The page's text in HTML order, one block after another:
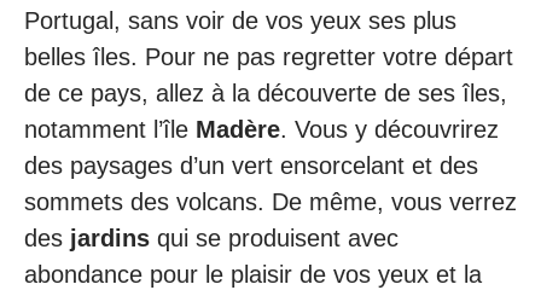
Portugal, sans voir de vos yeux ses plus
belles îles. Pour ne pas regretter votre départ
de ce pays, allez à la découverte de ses îles,
notamment l’île Madère. Vous y découvrirez
des paysages d’un vert ensorcelant et des
sommets des volcans. De même, vous verrez
des jardins qui se produisent avec
abondance pour le plaisir de vos yeux et la